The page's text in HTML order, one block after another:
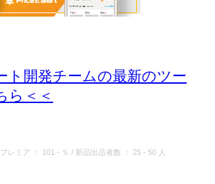
ト開発チームの最新のツー
ら＜＜
レミア ： 101 - ％ / 新品出品者数 ： 25 - 50 人